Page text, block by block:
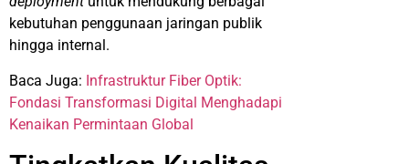
kebutuhan penggunaan jaringan publik
hingga internal.
Baca Juga: Infrastruktur Fiber Optik:
Fondasi Transformasi Digital Menghadapi
Kenaikan Permintaan Global